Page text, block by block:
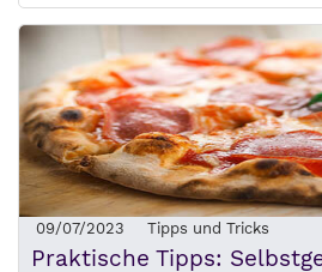
09/07/2023 Tipps und Tricks
Praktische Tipps: